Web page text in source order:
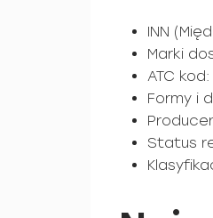
INN
Marki
ATC
Formy i
Status